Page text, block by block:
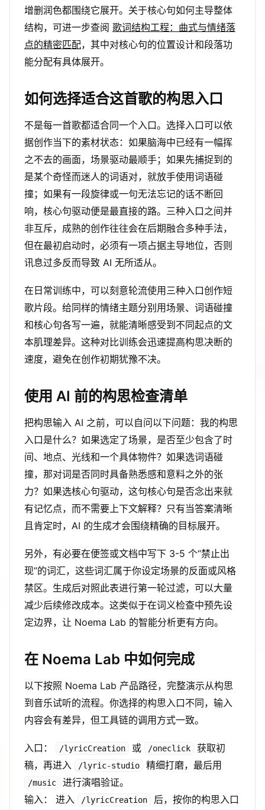
增删润色都围绕它展开。关于核心句如何主导整体
结构，可进一步查阅 歌词结构工程：曲式与情绪落
点的精密匹配，其中对核心句的位置设计和段落功
能分配有具体展开。
如何选择适合这首歌的构思入口
不是每一首歌都适合同一个入口。选择入口可以依
据创作当下的素材状态：如果脑海中已经有一幅挥
之不去的画面，场景驱动最顺手；如果先捕捉到的
是某个奇怪而迷人的词语对，就放手使用词语碰
撞；如果有一段旋律或一句无法忘记的话不断回
响，核心句驱动便是最直接的路。三种入口之间并
非互斥，成熟的创作往往会在后期融合多种手法，
但在最初启动时，必须有一项占据主导地位，否则
讯息过多反而导致 AI 无所适从。
在日常训练中，可以刻意轮流使用三种入口创作短
歌片段。给同样的情绪主题分别用场景、词语碰撞
和核心句各写一遍，就能清晰感受到不同起点的文
本肌理差异。这种对比训练会迅速提高构思决断的
速度，避免在创作初期犹豫不决。
使用 AI 前的构思检查清单
把构思输入 AI 之前，可以自问以下问题：我的构思
入口是什么？如果选定了场景，是否至少包含了时
间、地点、光线和一个具体物件？如果选词语碰
撞，那对词是否同时具备熟悉感和意料之外的张
力？如果选核心句驱动，这句核心句是否念出来就
有记忆点，而不需要上下文解释？只有当答案清晰
且肯定时，AI 的生成才会围绕精确的目标展开。
另外，有必要在便签或文档中写下 3-5 个“禁止出
现”的词汇，这些词汇属于你设定场景的反面或风格
禁区。生成后对照此表进行第一轮过滤，可以大量
减少后续修改成本。这类似于在词义检查中预先设
定边界，让 Noema Lab 的智能分析更有方向。
在 Noema Lab 中如何完成
以下按照 Noema Lab 产品路径，完整演示从构思
到音乐试听的流程。你选择的构思入口不同，输入
内容会有差异，但工具链的调用方式一致。
入口： /lyricCreation 或 /oneclick
获取初
稿，再进入
/lyric-studio 精细打磨，最后用
/music
进行演唱验证。
输入： 进入
/lyricCreation
后，按你的构思入口